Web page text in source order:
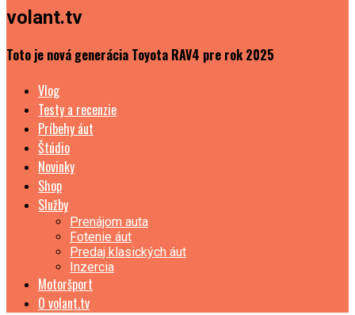
volant.tv
Toto je nová generácia Toyota RAV4 pre rok 2025
Vlog
Testy a recenzie
Príbehy áut
Štúdio
Novinky
Shop
Služby
Prenájom auta
Fotenie áut
Predaj klasických áut
Inzercia
Motoršport
O volant.tv